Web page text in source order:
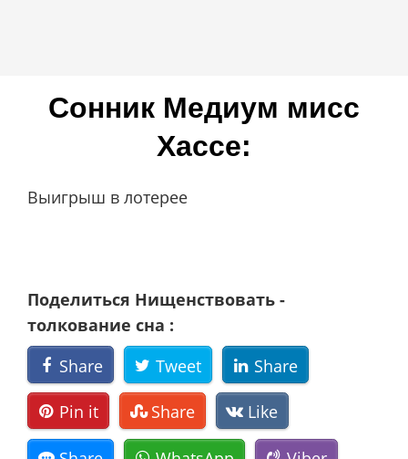
Сонник Мeдиyм миcc
Xacce:
Выигрыш в лотерее
Поделиться Нищенствовать -
толкование сна :
Share
Tweet Share
Pin it Share Like